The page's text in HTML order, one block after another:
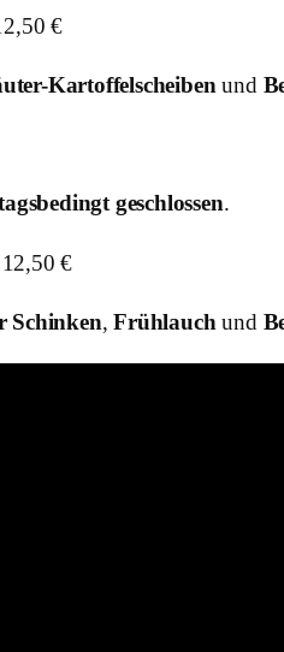
€
Kartoffelscheiben und
geschlossen.
€
Schinken,Frühlauch und